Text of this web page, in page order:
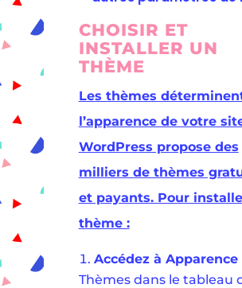
CHOISIR ET
INSTALLER UN
THÈME
Les thèmes
l’apparence de votre
WordPress propose des
milliers de thèmes
et payants. Pour
thème :
Accédez à Apparence
Thèmes dans le tableau